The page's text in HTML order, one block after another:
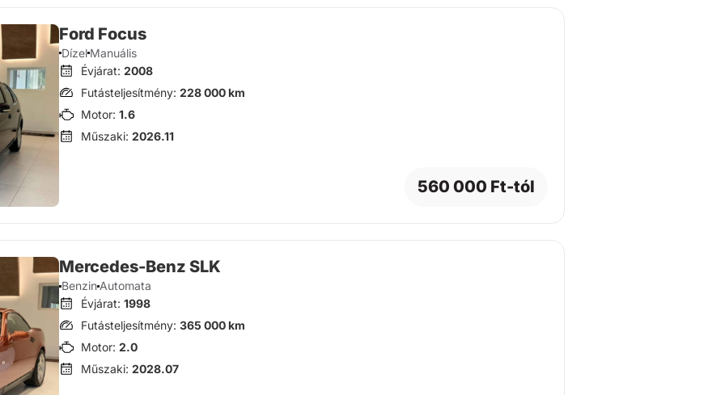
Ford Focus
DízelManuális
Évjárat:2008
Futásteljesítmény:228 000 km
Motor:1.6
Műszaki:2026.11
560 000 Ft-tól
Mercedes-Benz SLK
BenzinAutomata
Évjárat:1998
Futásteljesítmény:365 000 km
Motor:2.0
Műszaki:2028.07